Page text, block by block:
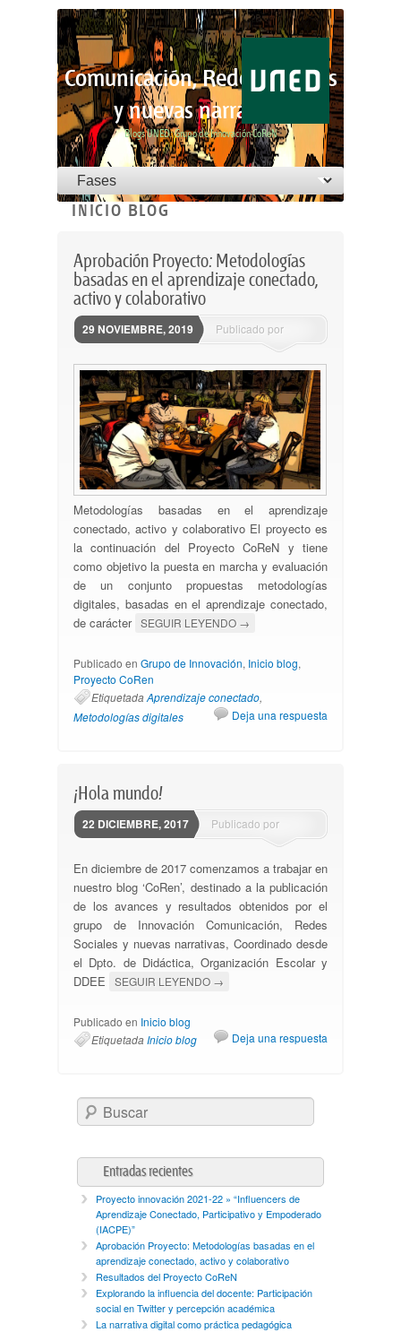
Comunicación, Redes Sociales
y nuevas narrativas
Blogs UNED: Grupo de Innovación CoReN
Menú principal
Saltar al contenido principal
Saltar al contenido secundario
ARCHIVOS DE LA CATEGORÍA:
INICIO BLOG
Aprobación Proyecto: Metodologías
basadas en el aprendizaje conectado,
activo y colaborativo
29 NOVIEMBRE, 2019
Publicado por
Metodologías basadas en el aprendizaje
conectado, activo y colaborativo El proyecto es
la continuación del Proyecto CoReN y tiene
como objetivo la puesta en marcha y evaluación
de un conjunto propuestas metodologías
digitales, basadas en el aprendizaje conectado,
de carácter SEGUIR LEYENDO →
Publicado en Grupo de Innovación, Inicio blog,
Proyecto CoRen
EtiquetadaAprendizaje conectado,
Metodologías digitales
Deja una respuesta
¡Hola mundo!
22 DICIEMBRE, 2017
Publicado por
En diciembre de 2017 comenzamos a trabajar en
nuestro blog ‘CoRen’, destinado a la publicación
de los avances y resultados obtenidos por el
grupo de Innovación Comunicación, Redes
Sociales y nuevas narrativas, Coordinado desde
el Dpto. de Didáctica, Organización Escolar y
DDEE
SEGUIR LEYENDO →
Publicado en Inicio blog
EtiquetadaInicio blog Deja una respuesta
Buscar
Entradas recientes
Proyecto innovación 2021-22 » “Influencers de
Aprendizaje Conectado, Participativo y Empoderado
(IACPE)”
Aprobación Proyecto: Metodologías basadas en el
aprendizaje conectado, activo y colaborativo
Resultados del Proyecto CoReN
Explorando la influencia del docente: Participación
social en Twitter y percepción académica
La narrativa digital como práctica pedagógica